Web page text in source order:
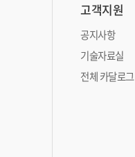
고객지원
공지사항
기술자료실
전체 카달로그